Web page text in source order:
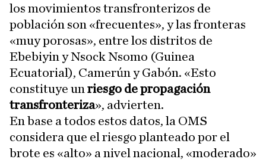
los movimientos transfronterizos de
población son «frecuentes», y las fronteras
«muy porosas», entre los distritos de
Ebebiyin y Nsock Nsomo (Guinea
Ecuatorial), Camerún y Gabón. «Esto
constituye un riesgo de propagación
transfronteriza», advierten.
En base a todos estos datos, la OMS
considera que el riesgo planteado por el
brote es «alto» a nivel nacional, «moderado»